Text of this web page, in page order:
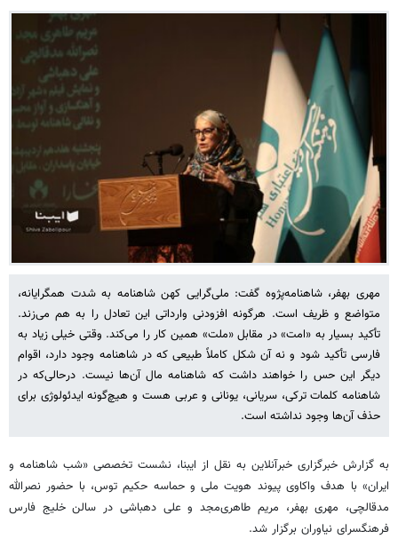
مهری بهفر، شاهنامه‌پژوه گفت: ملی‌گرایی کهن شاهنامه به شدت همگرایانه،
متواضع و ظریف است. هرگونه افزودنی وارداتی این تعادل را به هم می‌زند.
تأکید بسیار به «امت» در مقابل «ملت» همین کار را می‌کند. وقتی خیلی زیاد به
فارسی تأکید شود و نه آن شکل کاملاً طبیعی که در شاهنامه وجود دارد، اقوام
دیگر این حس را خواهند داشت که شاهنامه مال آن‌ها نیست. درحالی‌که در
شاهنامه کلمات ترکی، سریانی، یونانی و عربی هست و هیچ‌گونه ایدئولوژی برای
حذف آن‌ها وجود نداشته است.
به گزارش خبرگزاری خبرآنلاین به نقل از ایبنا، نشست تخصصی «شب شاهنامه و
ایران» با هدف واکاوی پیوند هویت ملی و حماسه حکیم توس، با حضور نصرالله
مدقالچی، مهری بهفر، مریم طاهری‌مجد و علی دهباشی در سالن خلیج فارس
فرهنگسرای نیاوران برگزار شد.